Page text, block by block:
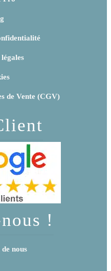
de Vente (CGV)
!
nous